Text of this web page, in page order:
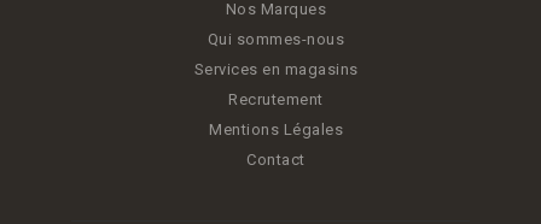
Nos Marques
Qui sommes-nous
Services en magasins
Recrutement
Mentions Légales
Contact